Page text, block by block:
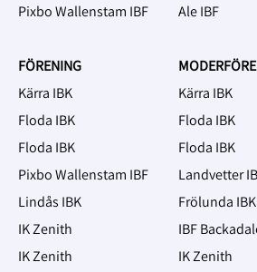
Pixbo Wallenstam IBF Ale IBF
FÖRENING
Kärra IBK
Kärra IBK
Floda IBK
Floda IBK
Floda IBK
Floda IBK
Pixbo Wallenstam IBF
Landvetter
Lindås IBK
Frölunda IBK
IK Zenith
IBF
IK Zenith
IK Zenith